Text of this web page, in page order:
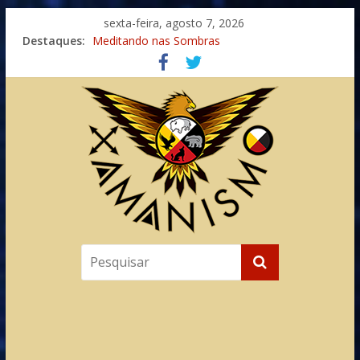
sexta-feira, agosto 7, 2026
Destaques: Meditando nas Sombras
Autosuficiência: A Jornada do Espírito Ancestral
Xamanismo Universal
Totens – Caminho Espiritual – Crescimento
Imaginação na Cura